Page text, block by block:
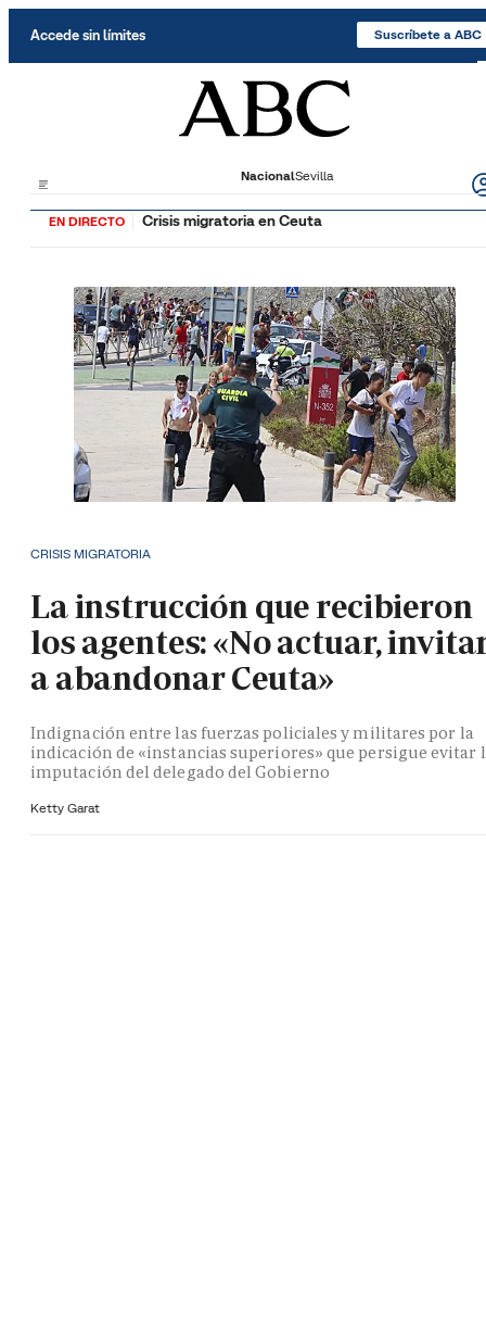
Accede sin límites Suscríbete a ABC
NacionalSevilla
EN DIRECTO Crisis migratoria en Ceuta
CRISIS MIGRATORIA
La instrucción que recibieron
los agentes: «No actuar,
a abandonar Ceuta»
Indignación entre las fuerzas policiales y militares por la
indicación de «instancias superiores» que persigue evitar
imputación del delegado del Gobierno
Ketty Garat